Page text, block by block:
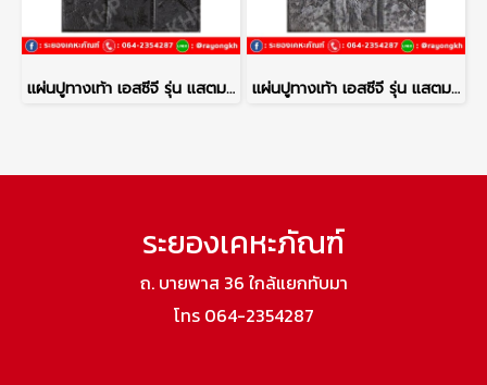
แผ่นปูทางเท้า เอสซีจี รุ่น แสตมป์เพฟ ลายโคโม่ สีดำ แผ่นปูทางเท้า เอสซีจี รุ่น แสตมป์เพฟ ลายโคโม่ สีเทา
ระยองเคหะภัณฑ์
ถ. บายพาส 36 ใกล้แยกทับมา
โทร 064-2354287